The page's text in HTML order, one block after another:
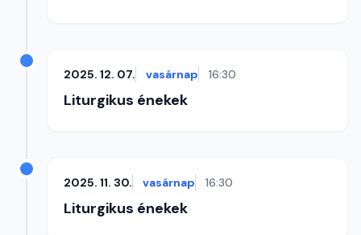
2025. 12. 07. vasárnap 16:30
Liturgikus énekek
2025. 11. 30. vasárnap 16:30
Liturgikus énekek